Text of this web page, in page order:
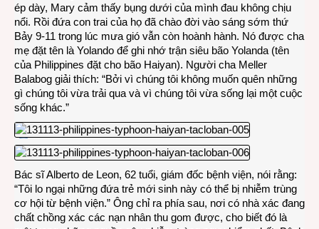
ép dày, Mary cảm thấy bụng dưới của mình đau không chịu
nổi. Rồi đứa con trai của họ đã chào đời vào sáng sớm thứ
Bảy 9-11 trong lúc mưa gió vẫn còn hoành hành. Nó được cha
mẹ đặt tên là Yolando để ghi nhớ trận siêu bão Yolanda (tên
của Philippines đặt cho bão Haiyan). Người cha Meller
Balabog giải thích: “Bởi vì chúng tôi không muốn quên những
gì chúng tôi vừa trải qua và vì chúng tôi vừa sống lại một cuộc
sống khác.”
Bác sĩ Alberto de Leon, 62 tuổi, giám đốc bệnh viện, nói rằng:
“Tôi lo ngại những đứa trẻ mới sinh này có thể bị nhiễm trùng
cơ hội từ bệnh viện.” Ông chỉ ra phía sau, nơi có nhà xác đang
chất chồng xác các nạn nhân thu gom được, cho biết đó là